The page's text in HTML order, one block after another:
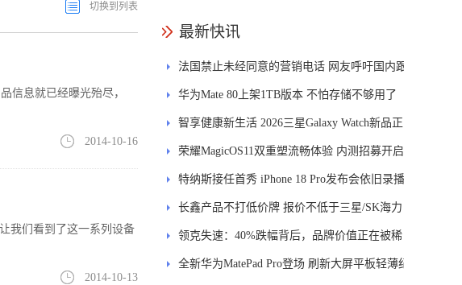
切换到列表
信息就已经曝光殆尽，
2014-10-16
我们看到了这一系列设备
2014-10-13
最新快讯
法国禁止未经同意的营销电话 网友呼吁国内跟
进
华为Mate 80上架1TB版本 不怕存储不够用了
智享健康新生活 2026三星Galaxy Watch新品正
式开售
荣耀MagicOS11双重塑流畅体验 内测招募开启
特纳斯接任首秀 iPhone 18 Pro发布会依旧录播
长鑫产品不打低价牌 报价不低于三星/SK海力
士
领克失速：40%跌幅背后，品牌价值正在被稀
释
全新华为MatePad Pro登场 刷新大屏平板轻薄纪